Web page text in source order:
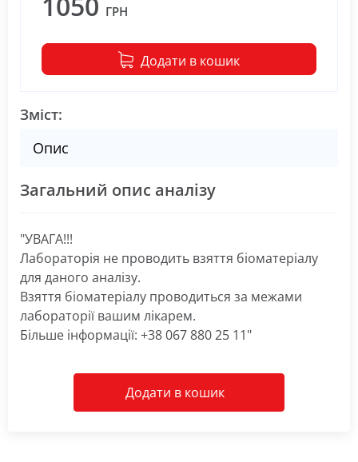
ГРН
Додати в кошик
Зміст:
Опис
Загальний опис аналізу
"УВАГА!!!
Лабораторія не проводить взяття біоматеріалу
для даного аналізу.
Взяття біоматеріалу проводиться за межами
лабораторії вашим лікарем.
Більше інформації: +38 067 880 25 11"
Додати в кошик